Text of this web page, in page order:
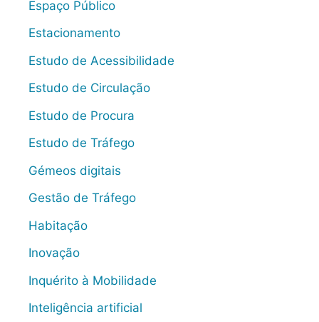
Espaço Público
Estacionamento
Estudo de Acessibilidade
Estudo de Circulação
Estudo de Procura
Estudo de Tráfego
Gémeos digitais
Gestão de Tráfego
Habitação
Inovação
Inquérito à Mobilidade
Inteligência artificial